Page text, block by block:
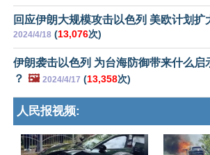
回应伊朗大规模攻击以色列 美欧计划扩
2024/4/18 (13,076次)
伊朗袭击以色列 为台海防御带来什么启
？ 🖼️ 2024/4/17 (13,358次)
人民报视频: